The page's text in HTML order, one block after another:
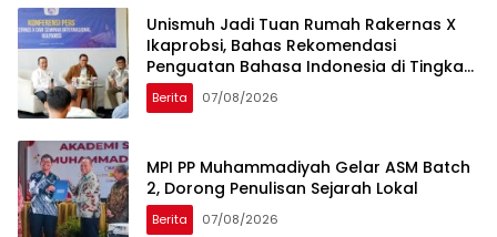
Unismuh Jadi Tuan Rumah Rakernas X
Ikaprobsi, Bahas Rekomendasi
Penguatan Bahasa Indonesia di Tingkat
Global
Berita 07/08/2026
MPI PP Muhammadiyah Gelar ASM Batch
2, Dorong Penulisan Sejarah Lokal
Berita 07/08/2026